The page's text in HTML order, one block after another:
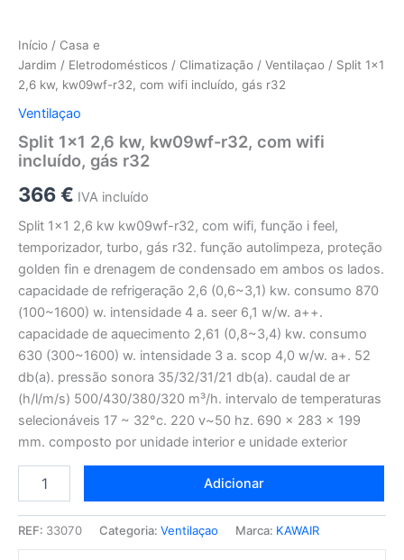
Início / Casa e
Jardim / Eletrodomésticos / Climatização / Ventilaçao / Split 1×1
2,6 kw, kw09wf-r32, com wifi incluído, gás r32
Ventilaçao
Split 1×1 2,6 kw, kw09wf-r32, com wifi
incluído, gás r32
366€ IVA incluído
Split 1×1 2,6 kw kw09wf-r32, com wifi, função i feel,
temporizador, turbo, gás r32. função autolimpeza, proteção
golden fin e drenagem de condensado em ambos os lados.
capacidade de refrigeração 2,6 (0,6~3,1) kw. consumo 870
(100~1600) w. intensidade 4 a. seer 6,1 w/w. a++.
capacidade de aquecimento 2,61 (0,8~3,4) kw. consumo
630 (300~1600) w. intensidade 3 a. scop 4,0 w/w. a+. 52
db(a). pressão sonora 35/32/31/21 db(a). caudal de ar
(h/l/m/s) 500/430/380/320 m³/h. intervalo de temperaturas
selecionáveis 17 ~ 32°c. 220 v~50 hz. 690 x 283 x 199
mm. composto por unidade interior e unidade exterior
Adicionar
REF: 33070 Categoria: Ventilaçao Marca: KAWAIR